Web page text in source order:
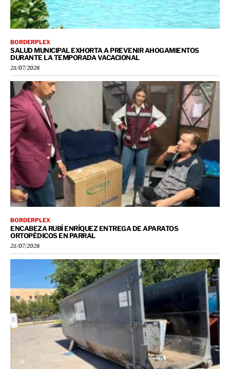
BORDERPLEX
SALUD MUNICIPAL EXHORTA A PREVENIR AHOGAMIENTOS
DURANTE LA TEMPORADA VACACIONAL
25/07/2026
BORDERPLEX
ENCABEZA RUBÍ ENRÍQUEZ ENTREGA DE APARATOS
ORTOPÉDICOS EN PARRAL
25/07/2026